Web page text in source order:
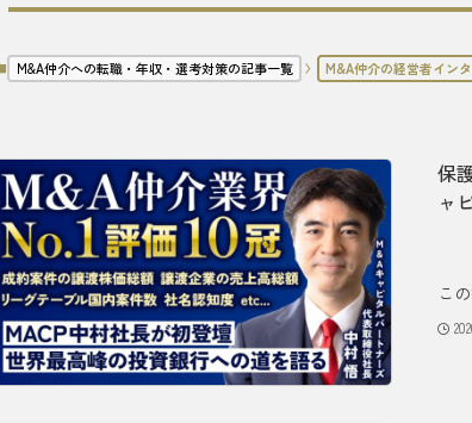
M&A仲介への転職・年収・選考対策の記事一覧 M&A仲介の経営者イン
保
ャ
こ